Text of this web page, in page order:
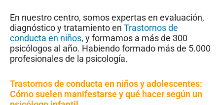
En nuestro centro, somos expertas en evaluación,
diagnóstico y tratamiento en Trastornos de
conducta en niños, y formamos a más de 300
psicólogos al año. Habiendo formado más de 5.000
profesionales de la psicología.
Trastornos de conducta en niños y adolescentes:
Cómo suelen manifestarse y qué hacer según un